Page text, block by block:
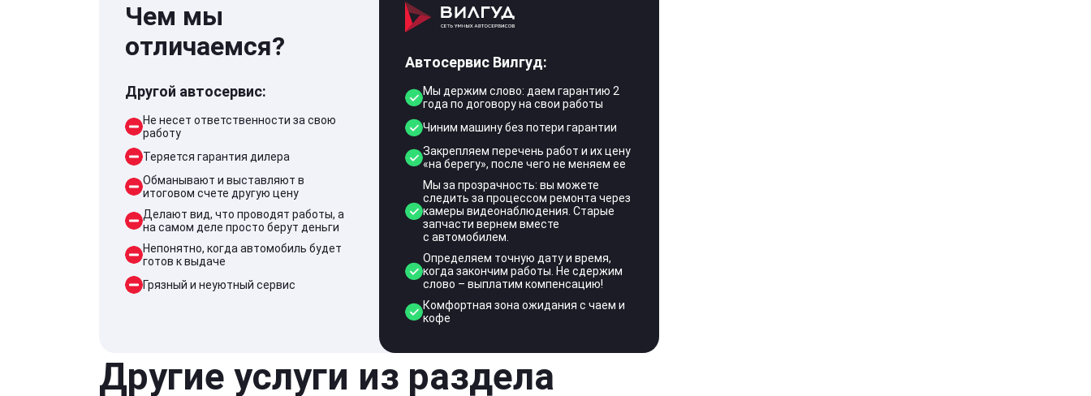
Чем мы
отличаемся?
Другой автосервис:
Не несет ответственности за свою
работу
Теряется гарантия дилера
Обманывают и выставляют в
итоговом счете другую цену
Делают вид, что проводят работы, а
на самом деле просто берут деньги
Непонятно, когда автомобиль будет
готов к выдаче
Грязный и неуютный сервис
Автосервис Вилгуд:
Мы держим слово: даем гарантию 2
года по договору на свои работы
Чиним машину без потери гарантии
Закрепляем перечень работ и их цену
«на берегу», после чего не меняем ее
Мы за прозрачность: вы можете
следить за процессом ремонта через
камеры видеонаблюдения. Старые
запчасти вернем вместе
с автомобилем.
Определяем точную дату и время,
когда закончим работы. Не сдержим
слово – выплатим компенсацию!
Комфортная зона ожидания с чаем и
кофе
Другие услуги из раздела